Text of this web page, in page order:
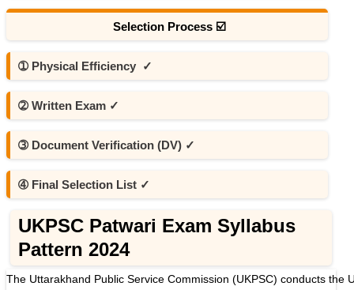
Selection Process ☑️
➀ Physical Efficiency ✓
➁ Written Exam ✓
➂ Document Verification (DV) ✓
➃ Final Selection List ✓
UKPSC Patwari Exam Syllabus
Pattern 2024
The Uttarakhand Public Service Commission (UKPSC) conducts